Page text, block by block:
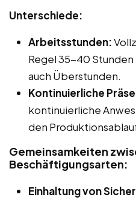
Unterschiede:
Arbeitsstunden:
Regel 35-40
auch Überstunden.
Kontinuierliche
kontinuierliche
den
Gemeinsamkeiten
Beschäftigungsarten:
Einhaltung von